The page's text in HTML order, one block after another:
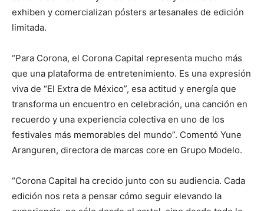
exhiben y comercializan pósters artesanales de edición
limitada.
“Para Corona, el Corona Capital representa mucho más
que una plataforma de entretenimiento. Es una expresión
viva de “El Extra de México”, esa actitud y energía que
transforma un encuentro en celebración, una canción en
recuerdo y una experiencia colectiva en uno de los
festivales más memorables del mundo”. Comentó Yune
Aranguren, directora de marcas core en Grupo Modelo.
“Corona Capital ha crecido junto con su audiencia. Cada
edición nos reta a pensar cómo seguir elevando la